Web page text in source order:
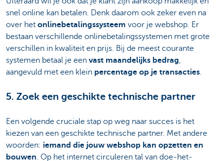
snel online kan betalen. Denk daarom ook zeker even na
over het onlinebetalingssysteem voor je webshop. Er
bestaan verschillende onlinebetalingssystemen met grote
verschillen in kwaliteit en prijs. Bij de meest courante
systemen betaal je een vast maandelijks bedrag,
aangevuld met een klein percentage op je transacties.
5. Zoek een geschikte technische partner
Een volgende cruciale stap op weg naar succes is het
kiezen van een geschikte technische partner. Met andere
woorden: iemand die jouw webshop kan opzetten en
bouwen. Op het internet circuleren tal van doe-het-